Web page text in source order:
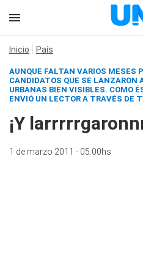
Inicio País
AUNQUE FALTAN VARIOS MESES
CANDIDATOS QUE SE LANZARON
URBANAS BIEN VISIBLES. COMO
ENVIÓ UN LECTOR A TRAVÉS DE
¡Y
1 de marzo 2011 - 05:00hs